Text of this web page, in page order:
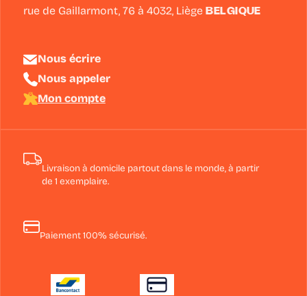
rue de Gaillarmont, 76 à 4032, Liège BELGIQUE
Nous écrire
Nous appeler
Mon compte
Livraison à domicile partout dans le monde, à partir
de 1 exemplaire.
Paiement 100% sécurisé.